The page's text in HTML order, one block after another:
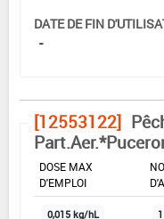
DATE DE FIN
-
[12553122]
DOSE MAX
D'EMPLOI
0,015 kg/hL 1